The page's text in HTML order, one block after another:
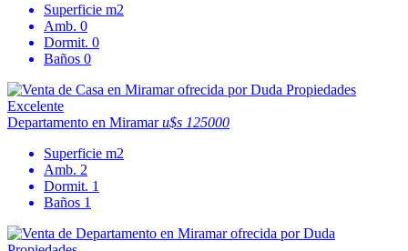
Superficie m2
Amb. 0
Dormit. 0
Baños 0
Excelente
Departamento en Miramaru$s 125000
Superficie m2
Amb. 2
Dormit. 1
Baños 1